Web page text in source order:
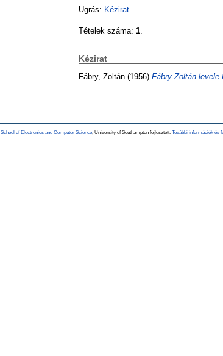
Ugrás: Kézirat
Tételek száma: 1
Kézirat
Fábry, Zoltán (1956) Fábry Zoltán levele
School of Electronics and Computer Science , University of Southampton fejlesztett. További információk és